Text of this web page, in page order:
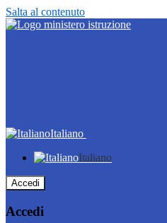
Salta al contenuto
Italiano
Italiano
Accedi
Accedi